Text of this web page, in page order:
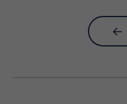
Zoltan Kodály und